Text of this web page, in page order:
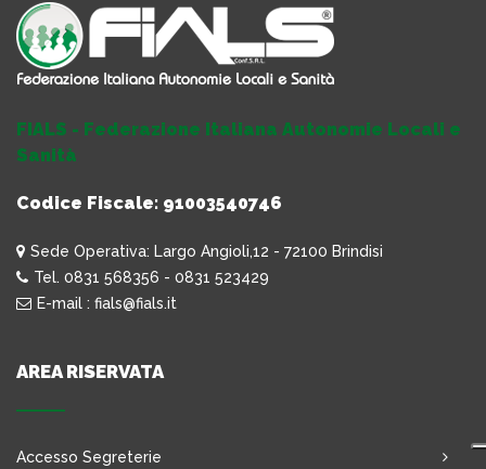
FIALS - Federazione Italiana Autonomie Locali e
Sanità
Codice Fiscale: 91003540746
Sede Operativa: Largo Angioli,12 - 72100 Brindisi
Tel. 0831 568356 - 0831 523429
E-mail : fials@fials.it
AREA RISERVATA
Accesso Segreterie